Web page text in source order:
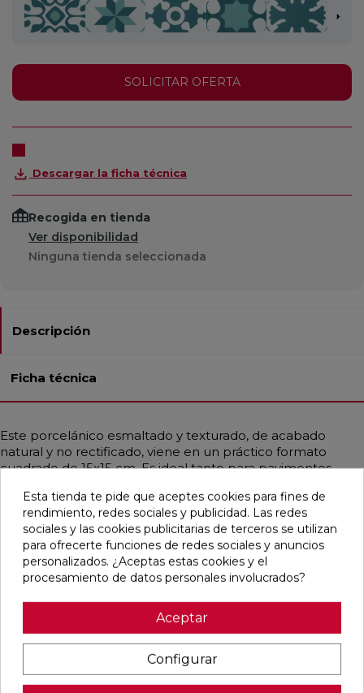
SOLICITAR OFERTA
Descargar la ficha técnica
Recogida en tienda
Ver disponibilidad
Ninguna tienda seleccionada
Descripción
Ficha técnica
Este porcelánico esmaltado y texturado, de acabado
natural y no rectificado, viene en un práctico formato
cuadrado de 15x15 cm. Es ideal tanto para pavimentos
espacios residenciales, decorativos y comerciales. Su
resistencia a la helada y a las manchas lo hace muy
duradero. Con un estilo que abarca lo contemporáneo,
rústico, artesanal, vintage, industrial y mediterráneo, este
azulejo simula mayoritariamente el diseño hidráulico y se
presenta en tonos azules y multicolores.
Pensamos que te puede interesar
Esta tienda te pide que aceptes cookies para fines de
rendimiento, redes sociales y publicidad. Las redes
sociales y las cookies publicitarias de terceros se utilizan
para ofrecerte funciones de redes sociales y anuncios
personalizados. ¿Aceptas estas cookies y el
procesamiento de datos personales involucrados?
Aceptar
Configurar